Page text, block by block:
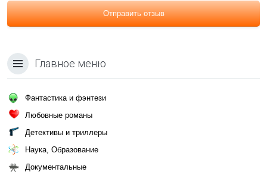
Отправить отзыв
Главное меню
Фантастика и фэнтези
Любовные романы
Детективы и триллеры
Наука, Образование
Документальные